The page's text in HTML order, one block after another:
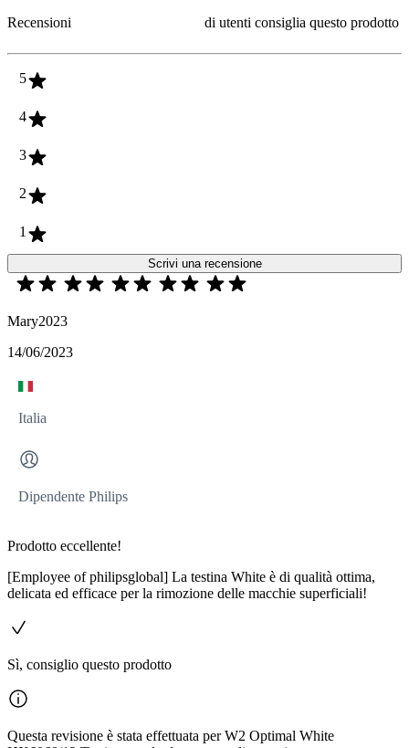
Recensioni
di utenti consiglia questo prodotto
5
4
3
2
1
Scrivi una recensione
Mary2023
14/06/2023
Italia
Dipendente Philips
Prodotto eccellente!
[Employee of philipsglobal] La testina White è di qualità ottima,
delicata ed efficace per la rimozione delle macchie superficiali!
Sì, consiglio questo prodotto
Questa revisione è stata effettuata per W2 Optimal White